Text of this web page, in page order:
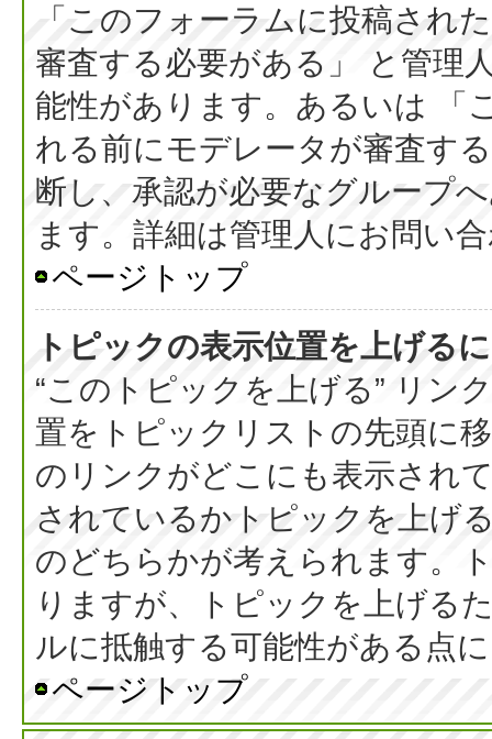
「このフォーラムに投稿され
審査する必要がある」 と管理
能性があります。あるいは 「
れる前にモデレータが審査す
断し、承認が必要なグループ
ます。詳細は管理人にお問い
ページトップ
トピックの表示位置を上げる
“このトピックを上げる” リン
置をトピックリストの先頭に
のリンクがどこにも表示され
されているかトピックを上げ
のどちらかが考えられます。
りますが、トピックを上げる
ルに抵触する可能性がある点
ページトップ